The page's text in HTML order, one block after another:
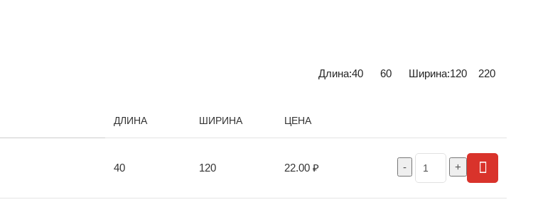
Длина:40 60 Ширина:120 220
ДЛИНА ШИРИНА ЦЕНА
40 120 22.00 ₽